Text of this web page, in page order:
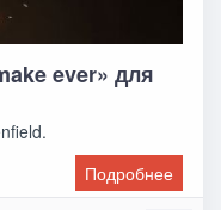
ever» для
Подробнее